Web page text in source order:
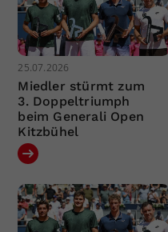
25.07.2026
Miedler stürmt zum
3. Doppeltriumph
beim Generali Open
Kitzbühel